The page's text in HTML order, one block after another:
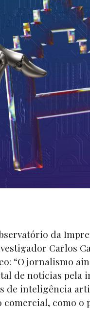
da
Carlos
“O jornalismo
de notícias pela
de inteligência
como o